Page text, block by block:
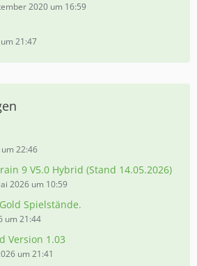
2020 um 16:59
21:47
22:46
9 V5.0 Hybrid (Stand 14.05.2026)
2026 um 10:59
Spielstände.
um 21:44
Version 1.03
um 21:41